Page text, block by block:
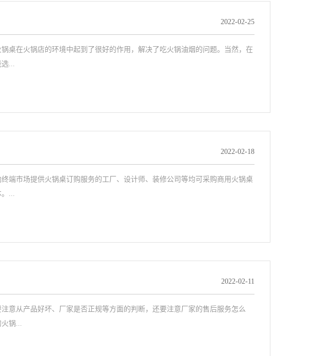
2022-02-25
桌在火锅店的环境中起到了很好的作用，解决了吃火锅油烟的问题。当然，在
...
2022-02-18
端市场提供火锅桌订购服务的工厂、设计师、装修公司等均可采购商用火锅桌
...
2022-02-11
意从产品好坏、厂家是否正规等方面的判断，还要注意厂家的售后服务怎么
锅...